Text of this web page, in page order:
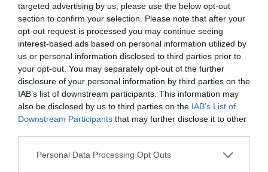
targeted advertising by us, please use the below opt-out
section to confirm your selection. Please note that after your
opt-out request is processed you may continue seeing
interest-based ads based on personal information utilized by
us or personal information disclosed to third parties prior to
your opt-out. You may separately opt-out of the further
disclosure of your personal information by third parties on the
IAB’s list of downstream participants. This information may
also be disclosed by us to third parties on the IAB’s List of
Downstream Participants that may further disclose it to other
Personal Data Processing Opt Outs
Παγκόσμιο Κ20: 7η η Στρούμπου, στον τελικό η
Ρούσσου
Πάνε καλά τα κορίτσια!